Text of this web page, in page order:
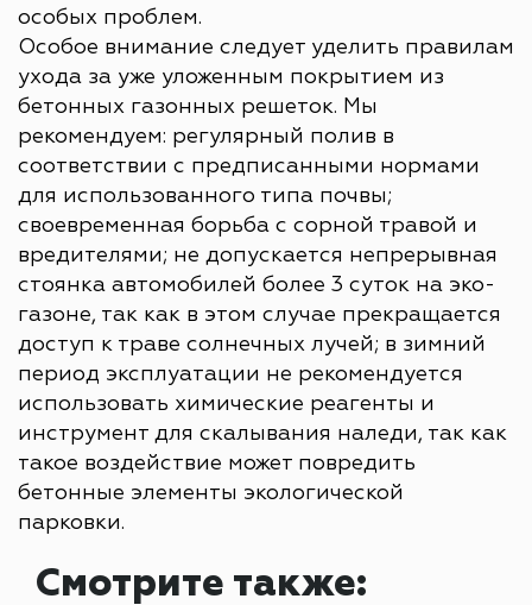
особых проблем.
Особое внимание следует уделить правилам
ухода за уже уложенным покрытием из
бетонных газонных решеток. Мы
рекомендуем: регулярный полив в
соответствии с предписанными нормами
для использованного типа почвы;
своевременная борьба с сорной травой и
вредителями; не допускается непрерывная
стоянка автомобилей более 3 суток на эко-
газоне, так как в этом случае прекращается
доступ к траве солнечных лучей; в зимний
период эксплуатации не рекомендуется
использовать химические реагенты и
инструмент для скалывания наледи, так как
такое воздействие может повредить
бетонные элементы экологической
парковки.
Смотрите также: